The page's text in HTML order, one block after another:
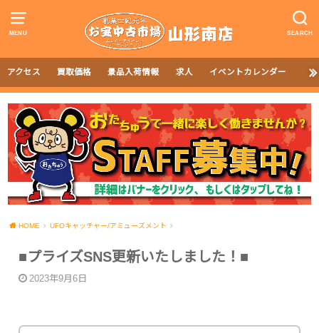
MENU SEARCH
アクセス 買取価格 景品入荷情報 求人 イベントカレンダー
HOME UFOキャッチャー/アミューズメント
■プライズSNS更新いたしました！■
2023年9月6日